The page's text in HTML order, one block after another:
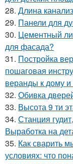
28. Длина
29. Панели для
30. Цементный
для фасада?
31. Постройка
пошаговая
веранды к дому
32. Обивка
33. Высота 9 ти
34. Станция
Выработка на
35. Как сварить
условиях: что